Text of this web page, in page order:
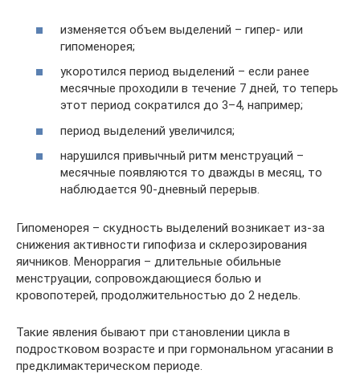
изменяется объем выделений – гипер- или
гипоменорея;
укоротился период выделений – если ранее
месячные проходили в течение 7 дней, то теперь
этот период сократился до 3–4, например;
период выделений увеличился;
нарушился привычный ритм менструаций –
месячные появляются то дважды в месяц, то
наблюдается 90-дневный перерыв.
Гипоменорея – скудность выделений возникает из-за
снижения активности гипофиза и склерозирования
яичников. Меноррагия – длительные обильные
менструации, сопровождающиеся болью и
кровопотерей, продолжительностью до 2 недель.
Такие явления бывают при становлении цикла в
подростковом возрасте и при гормональном угасании в
предклимактерическом периоде.